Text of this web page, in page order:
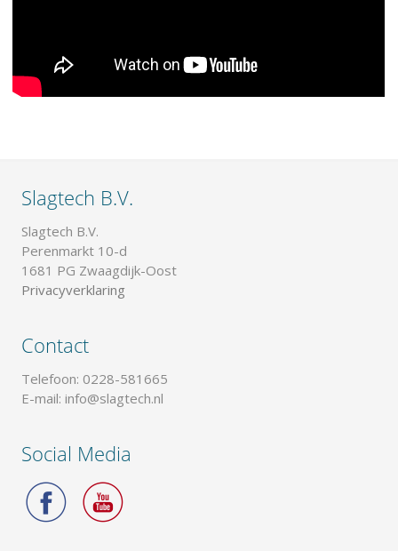
Slagtech B.V.
Slagtech B.V.
Perenmarkt 10-d
1681 PG Zwaagdijk-Oost
Privacyverklaring
Contact
Telefoon: 0228-581665
E-mail: info@slagtech.nl
Social Media